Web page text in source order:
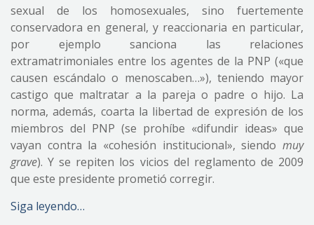
sexual de los homosexuales, sino fuertemente
conservadora en general, y reaccionaria en particular,
por ejemplo sanciona las relaciones
extramatrimoniales entre los agentes de la PNP («que
causen escándalo o menoscaben…»), teniendo mayor
castigo que maltratar a la pareja o padre o hijo. La
norma, además, coarta la libertad de expresión de los
miembros del PNP (se prohíbe «difundir ideas» que
vayan contra la «cohesión institucional», siendo muy
grave). Y se repiten los vicios del reglamento de 2009
que este presidente prometió corregir.
Siga leyendo…